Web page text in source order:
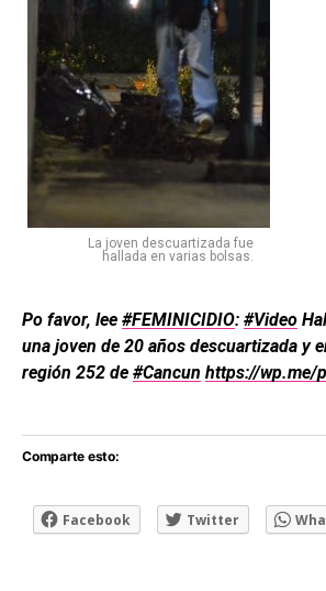
La joven descuartizada fue
hallada en varias bolsas.
Po favor, lee #FEMINICIDIO: #Video
una joven de 20 años descuartizada y
región 252 de #Cancun https://wp.me/
Comparte esto:
Facebook Twitter